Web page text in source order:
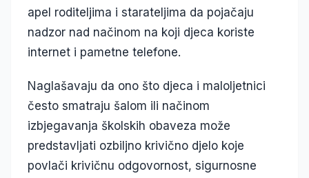
apel roditeljima i starateljima da pojačaju
nadzor nad načinom na koji djeca koriste
internet i pametne telefone.
Naglašavaju da ono što djeca i maloljetnici
često smatraju šalom ili načinom
izbjegavanja školskih obaveza može
predstavljati ozbiljno krivično djelo koje
povlači krivičnu odgovornost, sigurnosne